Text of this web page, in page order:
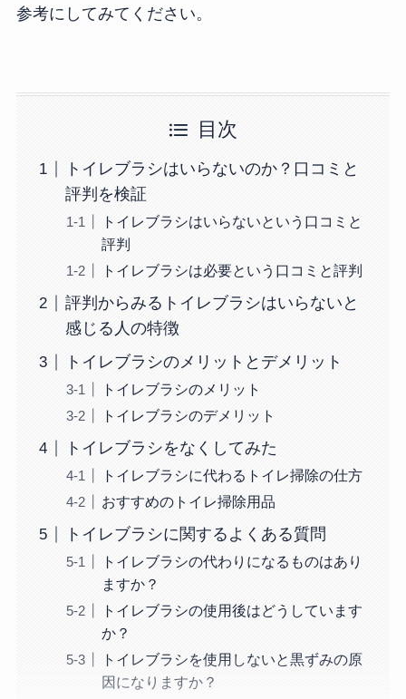
参考にしてみてください。
目次
トイレブラシはいらないのか？口コミと
評判を検証
トイレブラシはいらないという口コミと
評判
トイレブラシは必要という口コミと評判
評判からみるトイレブラシはいらないと
感じる人の特徴
トイレブラシのメリットとデメリット
トイレブラシのメリット
トイレブラシのデメリット
トイレブラシをなくしてみた
トイレブラシに代わるトイレ掃除の仕方
おすすめのトイレ掃除用品
トイレブラシに関するよくある質問
トイレブラシの代わりになるものはあり
ますか？
トイレブラシの使用後はどうしています
か？
トイレブラシを使用しないと黒ずみの原
因になりますか？